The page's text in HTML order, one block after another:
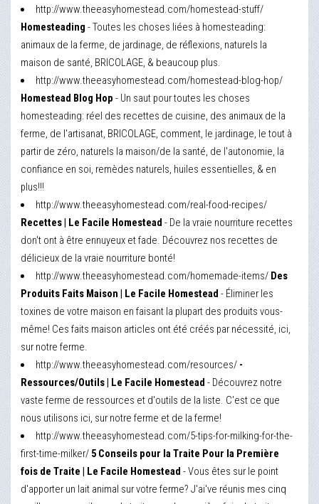
http://www.theeasyhomestead.com/homestead-stuff/
Homesteading - Toutes les choses liées à homesteading:
animaux de la ferme, de jardinage, de réflexions, naturels la
maison de santé, BRICOLAGE, & beaucoup plus.
http://www.theeasyhomestead.com/homestead-blog-hop/
Homestead Blog Hop - Un saut pour toutes les choses
homesteading: réel des recettes de cuisine, des animaux de la
ferme, de l'artisanat, BRICOLAGE, comment, le jardinage, le tout à
partir de zéro, naturels la maison/de la santé, de l'autonomie, la
confiance en soi, remèdes naturels, huiles essentielles, & en
plus!!!
http://www.theeasyhomestead.com/real-food-recipes/
Recettes | Le Facile Homestead - De la vraie nourriture recettes
don't ont à être ennuyeux et fade. Découvrez nos recettes de
délicieux de la vraie nourriture bonté!
http://www.theeasyhomestead.com/homemade-items/ Des
Produits Faits Maison | Le Facile Homestead - Éliminer les
toxines de votre maison en faisant la plupart des produits vous-
même! Ces faits maison articles ont été créés par nécessité, ici,
sur notre ferme.
http://www.theeasyhomestead.com/resources/ -
Ressources/Outils | Le Facile Homestead - Découvrez notre
vaste ferme de ressources et d'outils de la liste. C'est ce que
nous utilisons ici, sur notre ferme et de la ferme!
http://www.theeasyhomestead.com/5-tips-for-milking-for-the-
first-time-milker/ 5 Conseils pour la Traite Pour la Première
fois de Traite | Le Facile Homestead - Vous êtes sur le point
d'apporter un lait animal sur votre ferme? J'ai've réunis mes cinq